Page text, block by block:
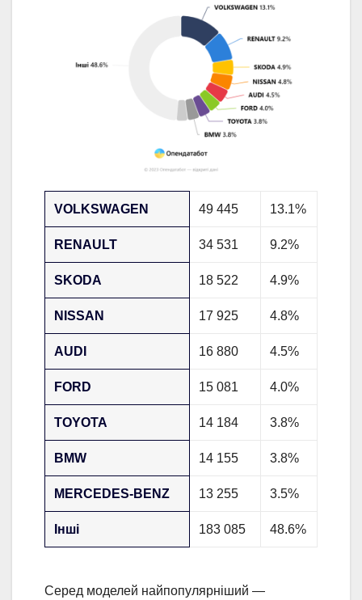
VOLKSWAGEN 49 445 13.1%
RENAULT 34 531 9.2%
SKODA 18 522 4.9%
NISSAN 17 925 4.8%
AUDI 16 880 4.5%
FORD 15 081 4.0%
TOYOTA 14 184 3.8%
BMW 14 155 3.8%
MERCEDES-BENZ 13 255 3.5%
Інші 183 085 48.6%
Серед моделей найпопулярніший —